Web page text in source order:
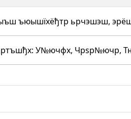
ъюышїхёђтр ьрчэшэш,
У№ючфх, Чрѕр№ючр,